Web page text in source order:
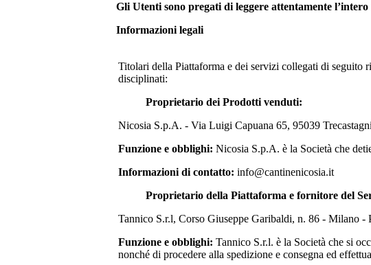
Gli Utenti sono pregati di leggere attentamente
Informazioni legali
Titolari della Piattaforma e dei servizi collegati di
disciplinati:
Proprietario dei Prodotti venduti:
Nicosia S.p.A. - Via Luigi Capuana 65, 95039
Funzione e obblighi: Nicosia S.p.A. è la Società che
Informazioni di contatto:info@cantinenicosia.it
Proprietario della Piattaforma e fornitore del
Tannico S.r.l, Corso Giuseppe Garibaldi, n. 86 - Milano
Funzione e obblighi:Tannico S.r.l. è la Società che si
nonché di procedere alla spedizione e consegna ed